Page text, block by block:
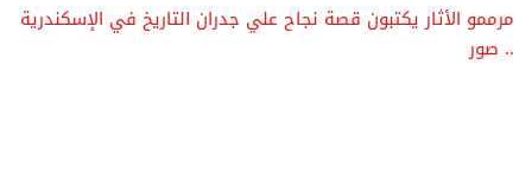
مرممو الأثار يكتبون قصة نجاح علي جدران التاريخ في الإسكندرية
.. صور